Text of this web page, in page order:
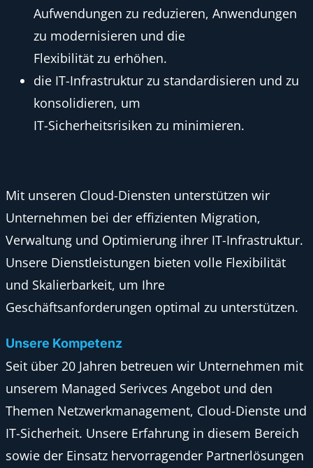
Aufwendungen zu reduzieren, Anwendungen
zu modernisieren und die
Flexibilität zu erhöhen.
die IT-Infrastruktur zu standardisieren und zu
konsolidieren, um
IT-Sicherheitsrisiken zu minimieren.
Mit unseren Cloud-Diensten unterstützen wir
Unternehmen bei der effizienten Migration,
Verwaltung und Optimierung ihrer IT-Infrastruktur.
Unsere Dienstleistungen bieten volle Flexibilität
und Skalierbarkeit, um Ihre
Geschäftsanforderungen optimal zu unterstützen.
Unsere Kompetenz
Seit über 20 Jahren betreuen wir Unternehmen mit
unserem Managed Serivces Angebot und den
Themen Netzwerkmanagement, Cloud-Dienste und
IT-Sicherheit. Unsere Erfahrung in diesem Bereich
sowie der Einsatz hervorragender Partnerlösungen